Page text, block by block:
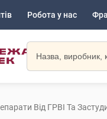
Робота у нас
Від ГРВІ Та